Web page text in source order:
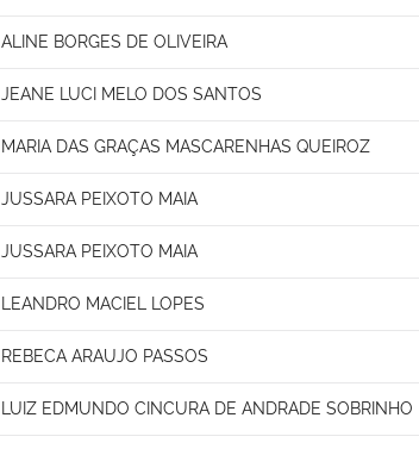
ALINE BORGES DE OLIVEIRA
JEANE LUCI MELO DOS SANTOS
MARIA DAS GRAÇAS MASCARENHAS QUEIROZ
JUSSARA PEIXOTO MAIA
JUSSARA PEIXOTO MAIA
LEANDRO MACIEL LOPES
REBECA ARAUJO PASSOS
LUIZ EDMUNDO CINCURA DE ANDRADE SOBRINHO